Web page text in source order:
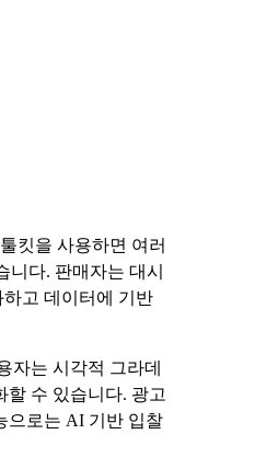
킷을 사용하면 여러
다. 판매자는 대시
고 데이터에 기반
자는 시각적 그라데
할 수 있습니다. 광고
으로는 AI 기반 입찰